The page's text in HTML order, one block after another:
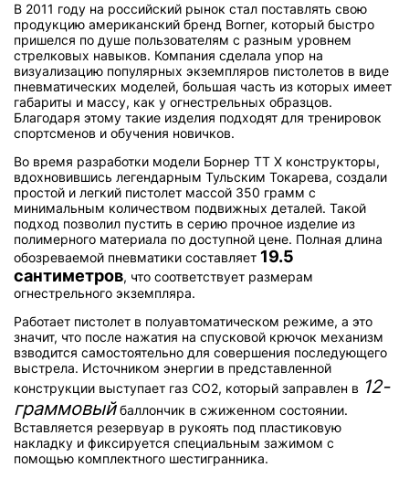
В 2011 году на российский рынок стал поставлять свою
продукцию американский бренд Borner, который быстро
пришелся по душе пользователям с разным уровнем
стрелковых навыков. Компания сделала упор на
визуализацию популярных экземпляров пистолетов в виде
пневматических моделей, большая часть из которых имеет
габариты и массу, как у огнестрельных образцов.
Благодаря этому такие изделия подходят для тренировок
спортсменов и обучения новичков.
Во время разработки модели Борнер ТТ Х конструкторы,
вдохновившись легендарным Тульским Токарева, создали
простой и легкий пистолет массой 350 грамм с
минимальным количеством подвижных деталей. Такой
подход позволил пустить в серию прочное изделие из
полимерного материала по доступной цене. Полная длина
обозреваемой пневматики составляет 19.5
сантиметров, что соответствует размерам
огнестрельного экземпляра.
Работает пистолет в полуавтоматическом режиме, а это
значит, что после нажатия на спусковой крючок механизм
взводится самостоятельно для совершения последующего
выстрела. Источником энергии в представленной
конструкции выступает газ CO2, который заправлен в 12-
граммовыйбаллончик в сжиженном состоянии.
Вставляется резервуар в рукоять под пластиковую
накладку и фиксируется специальным зажимом с
помощью комплектного шестигранника.